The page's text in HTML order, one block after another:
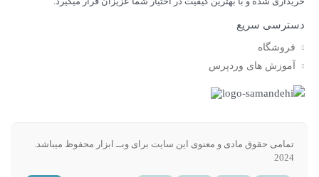
دسترسی سریع
فروشگاه
آموزش های وردپرس
تمامی حقوق مادی و معنوی این سایت برای وبــ ابزار محفوظ میباشد.​
2024